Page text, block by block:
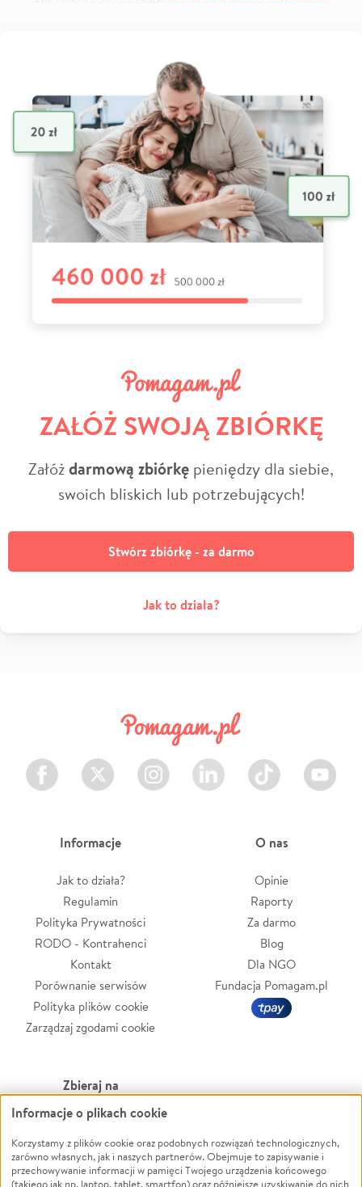
ZAŁÓŻ SWOJĄ ZBIÓRKĘ
Załóżdarmową zbiórkę pieniędzy dla siebie,
swoich bliskich lub potrzebujących!
Stwórz zbiórkę - za darmo
Jak to działa?
Facebook Twitter Instagram LinkedIn TikTok Youtube
Informacje
Jak to działa?
Regulamin
Polityka Prywatności
RODO - Kontrahenci
Kontakt
Porównanie serwisów
Polityka plików cookie
Zarządzaj zgodami cookie
O nas
Opinie
Raporty
Za darmo
Blog
Dla NGO
Fundacja Pomagam.pl
Zbieraj na
Leczenie
Zwierzęta
Pożar
Powódź
Wichura
Informacje o plikach cookie
Korzystamy z plików cookie oraz podobnych rozwiązań technologicznych,
zarówno własnych, jak i naszych partnerów. Obejmuje to zapisywanie i
przechowywanie informacji w pamięci Twojego urządzenia końcowego